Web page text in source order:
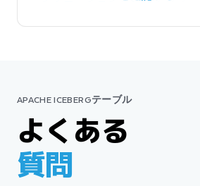
APACHE ICEBERGテーブル
よくある
質問